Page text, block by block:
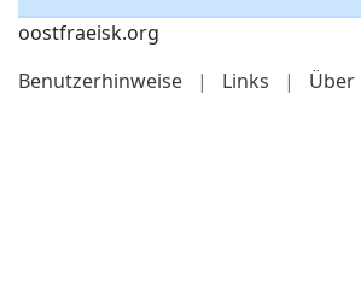
oostfraeisk.org
Benutzerhinweise
| Links | Über